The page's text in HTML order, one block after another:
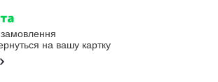
на вашу картку